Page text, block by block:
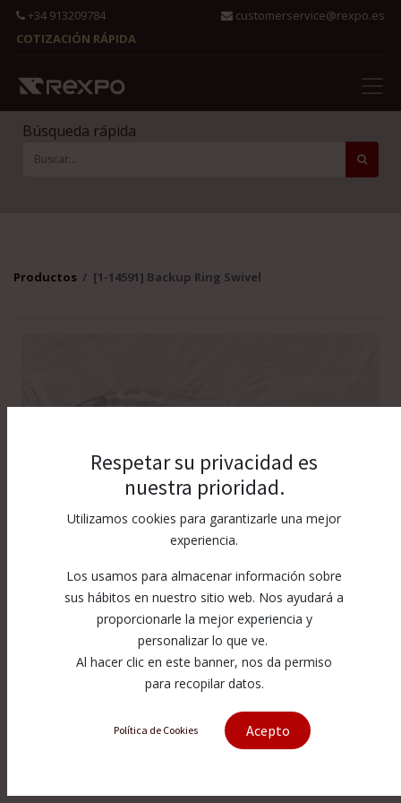
+34 913209784
customerservice@rexpo.es
COTIZACIÓN RÁPIDA
Búsqueda rápida
Productos [1-14591] Backup Ring Swivel
[1-14591] Backup Ring Swivel
Respetar su privacidad es
nuestra prioridad.
Utilizamos cookies para garantizarle una mejor
experiencia.
Los usamos para almacenar información sobre
sus hábitos en nuestro sitio web. Nos ayudará a
proporcionarle la mejor experiencia y
personalizar lo que ve.
Al hacer clic en este banner, nos da permiso
para recopilar datos.
Política de Cookies Acepto